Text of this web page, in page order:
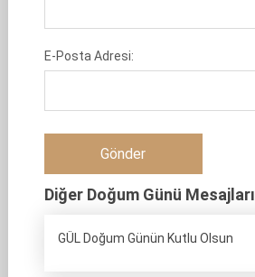
E-Posta Adresi:
Diğer Doğum Günü Mesajları
GÜL Doğum Günün Kutlu Olsun